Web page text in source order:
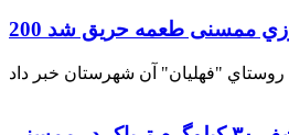
ممسنی طعمه حریق شد